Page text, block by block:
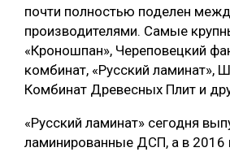
почти полностью поделен
производителями. Самые
«Кроношпан», Череповецкий
комбинат, «Русский ламинат»,
Комбинат Древесных Плит и
«Русский ламинат» сегодня
ламинированные ДСП, а в 2016